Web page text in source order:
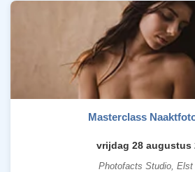
Masterclass
vrijdag 28 augustus
Photofacts Studio, Elst